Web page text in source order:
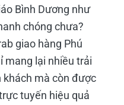
Bình Dương như
chóng chưa?
giao hàng Phú
mang lại nhiều trải
khách mà còn được
tuyến hiệu quả